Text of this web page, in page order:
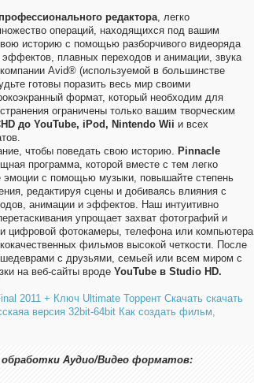
редактора, легко
операций, находящихся под вашим
историю с помощью разборчивого видеоряда
плавных переходов и анимации, звука
компании Avid® (используемой в большинстве
готовы поразить весь мир своими
формат, который необходим для
ограничены только вашим творческим
до YouTube, iPod, Nintendo Wii и всех
чтобы поведать свою историю. Pinnacle
программа, которой вместе с тем легко
эмоции с помощью музыки, повышайте степень
редактируя сцены и добиваясь влияния с
анимации и эффектов. Наш интуитивно
упрощает захват фотографий и
цифровой фотокамеры, телефона или компьютера
фильмов высокой четкости. После
с друзьями, семьей или всем миром с
на веб-сайты вроде YouTube в Studio HD.
Аудио/Видео форматов: